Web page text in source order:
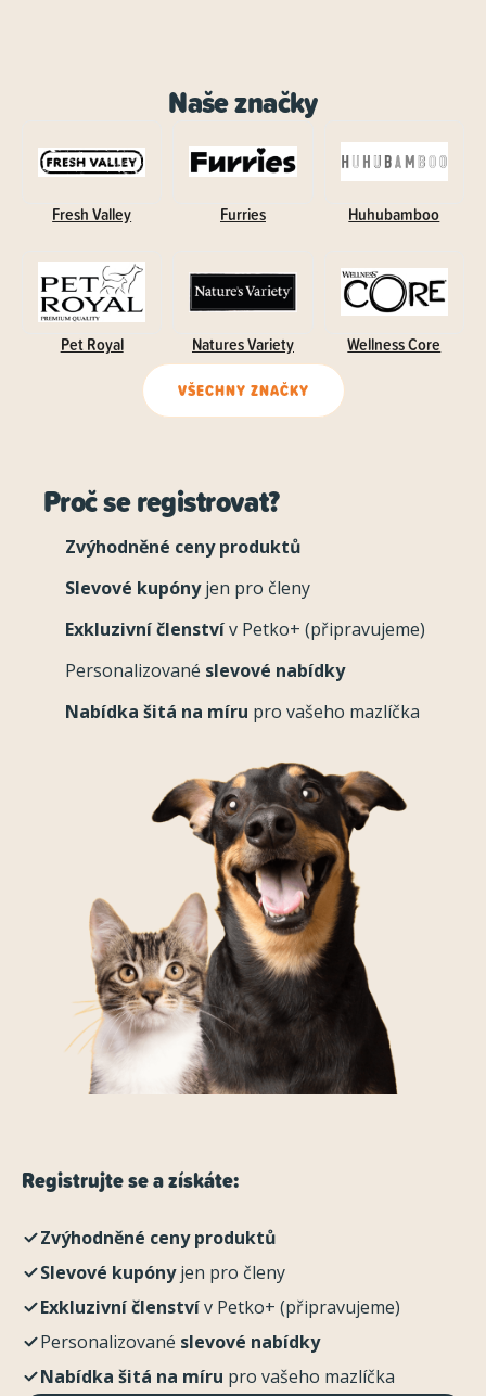
Naše značky
Fresh Valley Furries Huhubamboo
Pet Royal Natures Variety Wellness Core
VŠECHNY ZNAČKY
Proč se registrovat?
Zvýhodněné ceny produktů
Slevové kupónyjen pro členy
Exkluzivní členstvív Petko+ (připravujeme)
Personalizované slevové nabídky
Nabídka šitá na míru pro vašeho mazlíčka
Registrujte se a získáte:
Zvýhodněné ceny produktů
Slevové kupónyjen pro členy
Exkluzivní členstvív Petko+ (připravujeme)
Personalizované slevové nabídky
Nabídka šitá na míru pro vašeho mazlíčka